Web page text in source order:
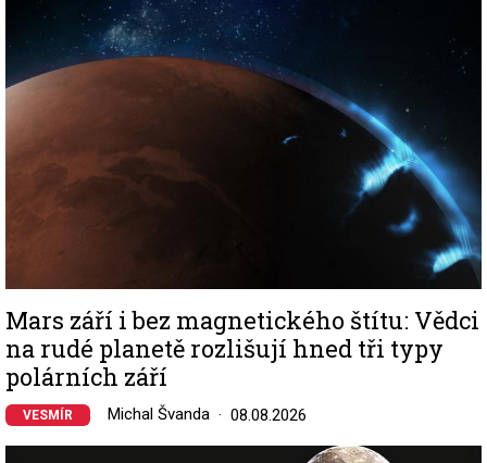
Mars září i bez magnetického štítu: Vědci
na rudé planetě rozlišují hned tři typy
polárních září
VESMÍR Michal Švanda 08.08.2026